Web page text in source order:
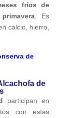
fríos de
. Es
calcio, hierro,
de
de
participan en
con estas